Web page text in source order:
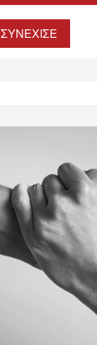
ΣΥΝΕΧΙΣΕ